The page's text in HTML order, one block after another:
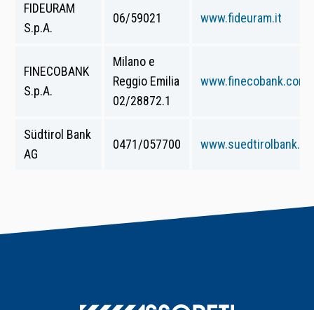
FIDEURAM
S.p.A.
06/59021 www.fideuram.it
FINECOBANK
S.p.A.
Milano e
Reggio Emilia
02/28872.1
www.finecobank.com
Südtirol Bank
AG
0471/057700 www.suedtirolbank.eu